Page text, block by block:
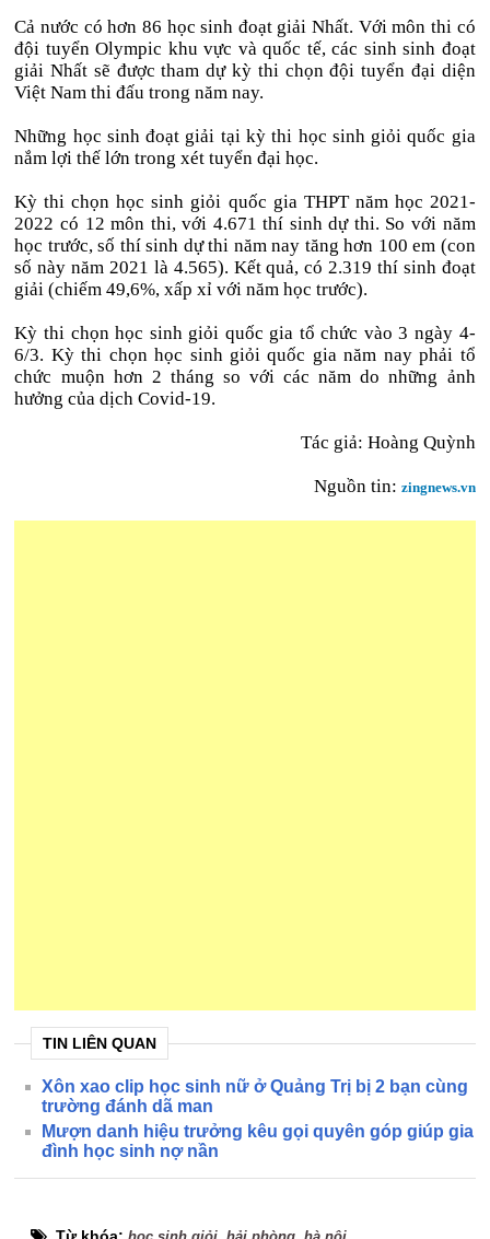
Cả nước có hơn 86 học sinh đoạt giải Nhất. Với môn thi có
đội tuyển Olympic khu vực và quốc tế, các sinh sinh đoạt
giải Nhất sẽ được tham dự kỳ thi chọn đội tuyển đại diện
Việt Nam thi đấu trong năm nay.
Những học sinh đoạt giải tại kỳ thi học sinh giỏi quốc gia
nắm lợi thế lớn trong xét tuyển đại học.
Kỳ thi chọn học sinh giỏi quốc gia THPT năm học 2021-
2022 có 12 môn thi, với 4.671 thí sinh dự thi. So với năm
học trước, số thí sinh dự thi năm nay tăng hơn 100 em (con
số này năm 2021 là 4.565). Kết quả, có 2.319 thí sinh đoạt
giải (chiếm 49,6%, xấp xỉ với năm học trước).
Kỳ thi chọn học sinh giỏi quốc gia tổ chức vào 3 ngày 4-
6/3. Kỳ thi chọn học sinh giỏi quốc gia năm nay phải tổ
chức muộn hơn 2 tháng so với các năm do những ảnh
hưởng của dịch Covid-19.
Tác giả: Hoàng Quỳnh
Nguồn tin: zingnews.vn
TIN LIÊN QUAN
Xôn xao clip học sinh nữ ở Quảng Trị bị 2 bạn cùng
trường đánh dã man
Mượn danh hiệu trưởng kêu gọi quyên góp giúp gia
đình học sinh nợ nần